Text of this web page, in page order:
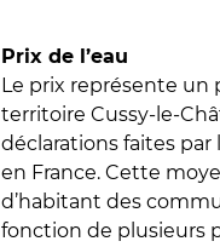
Prix de l’eau
Le prix représente un
territoire Cussy-le-
déclarations faites par
en France. Cette
d’habitant des
fonction de plusieurs